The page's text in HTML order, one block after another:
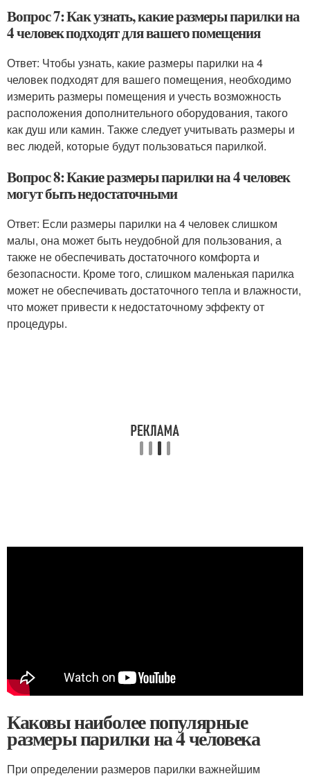
Вопрос 7: Как узнать, какие размеры парилки на
4 человек подходят для вашего помещения
Ответ: Чтобы узнать, какие размеры парилки на 4
человек подходят для вашего помещения, необходимо
измерить размеры помещения и учесть возможность
расположения дополнительного оборудования, такого
как душ или камин. Также следует учитывать размеры и
вес людей, которые будут пользоваться парилкой.
Вопрос 8: Какие размеры парилки на 4 человек
могут быть недостаточными
Ответ: Если размеры парилки на 4 человек слишком
малы, она может быть неудобной для пользования, а
также не обеспечивать достаточного комфорта и
безопасности. Кроме того, слишком маленькая парилка
может не обеспечивать достаточного тепла и влажности,
что может привести к недостаточному эффекту от
процедуры.
Каковы наиболее популярные
размеры парилки на 4 человека
При определении размеров парилки важнейшим